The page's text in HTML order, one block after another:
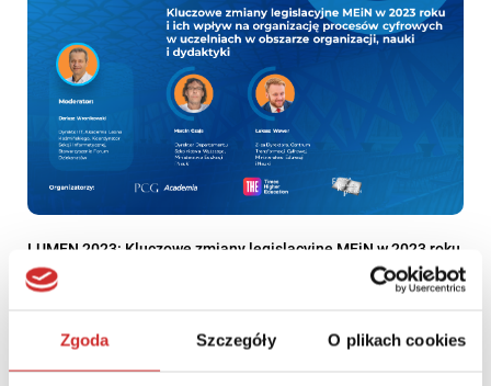
Zgoda Szczegóły O plikach cookies
LUMEN 2023: Kluczowe zmiany legislacyjne MEiN w 2023 roku
i ich wpływ na organizację procesów cyfrowych w uczelniach w
obszarze organizacji, nauki i dydaktyki